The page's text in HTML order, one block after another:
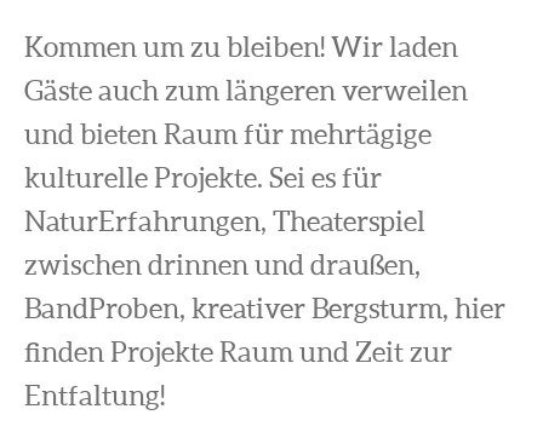
Kommen um zu bleiben! Wir laden
Gäste auch zum längeren verweilen
und bieten Raum für mehrtägige
kulturelle Projekte. Sei es für
NaturErfahrungen, Theaterspiel
zwischen drinnen und draußen,
BandProben, kreativer Bergsturm, hier
finden Projekte Raum und Zeit zur
Entfaltung!